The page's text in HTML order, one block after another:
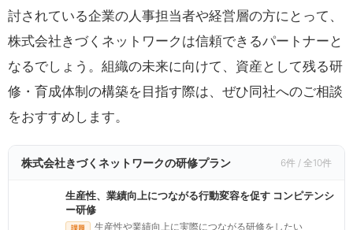
討されている企業の人事担当者や経営層の方にとって、
株式会社きづくネットワークは信頼できるパートナーと
なるでしょう。組織の未来に向けて、資産として残る研
修・育成体制の構築を目指す際は、ぜひ同社へのご相談
をおすすめします。
株式会社きづくネットワークの研修プラン 6件 / 全10件
生産性、業績向上につながる行動変容を促す コンピテンシ
ー研修
課題 生産性や業績向上に実際につながる研修をしたい